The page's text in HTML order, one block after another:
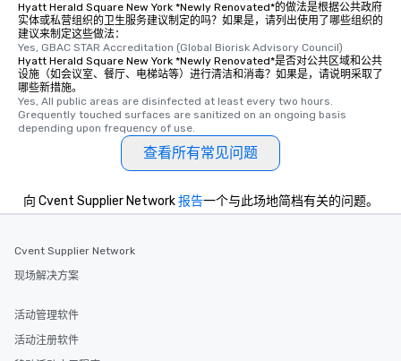
Hyatt Herald Square New York *Newly Renovated*的做法是根据公共政府
实体或私营组织的卫生服务建议制定的吗？如果是，请列出使用了哪些组织的
建议来制定这些做法：
Yes, GBAC STAR Accreditation (Global Biorisk Advisory Council)
Hyatt Herald Square New York *Newly Renovated*是否对公共区域和公共
设施（如会议室、餐厅、电梯站等）进行清洁和消毒？如果是，请说明采取了
哪些新措施。
Yes, All public areas are disinfected at least every two hours.
Grequently touched surfaces are sanitized on an ongoing basis
depending upon frequency of use.
查看所有常见问题
向 Cvent Supplier Network报告一个与此场地简档有关的问题。
Cvent Supplier Network
现场解决方案
活动管理软件
活动注册软件